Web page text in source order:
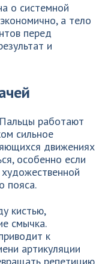
о системной
а тело
перед
и
Пальцы работают
сильное
движениях
особенно если
пояса.
кистью,
смычка.
к
артикуляции